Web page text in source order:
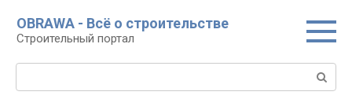
контенту
OBRAWA - Всё о строительстве
Строительный портал